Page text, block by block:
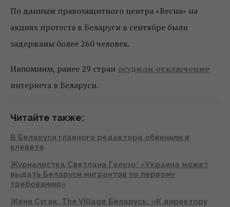
По данным правозащитного центра «Весна» на
акциях протеста в Беларуси в сентябре были
задержаны более 260 человек.
Напомним, ранее 29 стран осудили отключение
интернета в Беларуси.
Читайте также:
В Беларуси главного редактора обвинили в
клевете
Журналистка Светлана Галузо: «Украина может
выдать Беларуси мигрантов по первому
требованию»
Женя Сугак, The Village Беларусь: «К директору